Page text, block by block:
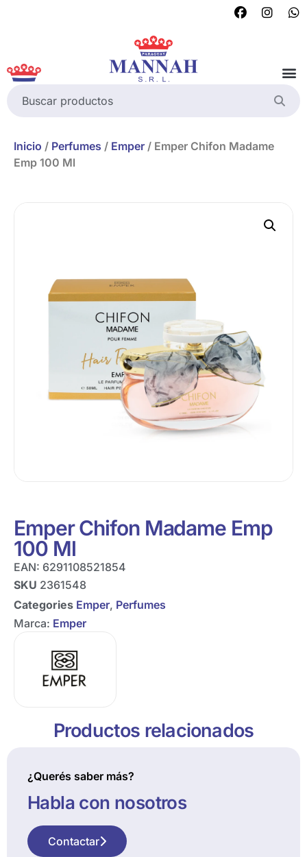
Inicio / Perfumes / Emper / Emper Chifon Madame
Emp 100 Ml
Emper Chifon Madame Emp
100 Ml
EAN: 6291108521854
SKU 2361548
Categories Emper, Perfumes
Marca: Emper
Productos relacionados
¿Querés saber más?
Habla con nosotros
Contactar